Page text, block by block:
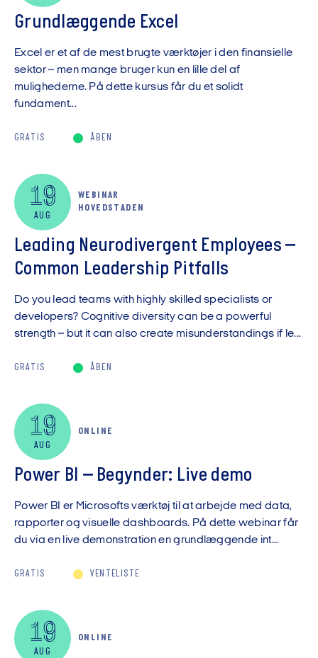
Grundlæggende Excel
Excel er et af de mest brugte værktøjer i den finansielle
sektor – men mange bruger kun en lille del af
mulighederne. På dette kursus får du et solidt
fundament...
GRATIS ÅBEN
19
AUG
WEBINAR
HOVEDSTADEN
Leading Neurodivergent Employees –
Common Leadership Pitfalls
Do you lead teams with highly skilled specialists or
developers? Cognitive diversity can be a powerful
strength – but it can also create misunderstandings if le...
GRATIS ÅBEN
19
AUG
ONLINE
Power BI – Begynder: Live demo
Power BI er Microsofts værktøj til at arbejde med data,
rapporter og visuelle dashboards. På dette webinar får
du via en live demonstration en grundlæggende int...
GRATIS VENTELISTE
19
AUG
ONLINE